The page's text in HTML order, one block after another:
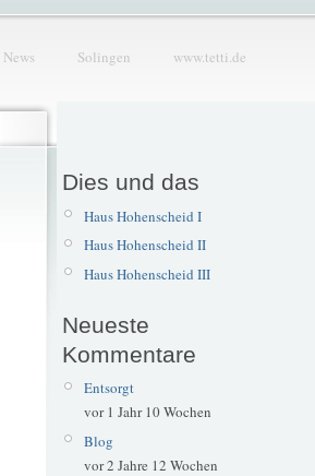
News Solingen www.tetti.de
Dies und das
Haus Hohenscheid I
Haus Hohenscheid II
Haus Hohenscheid III
Neueste
Kommentare
Entsorgt
vor 1 Jahr 10 Wochen
Blog
vor 2 Jahre 12 Wochen